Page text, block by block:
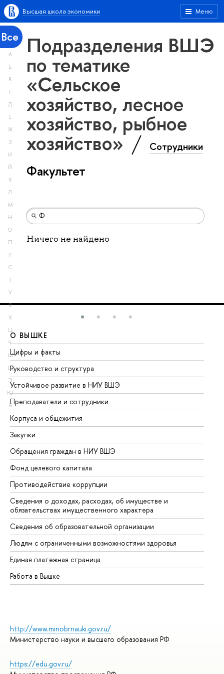
Меню
Высшая школа экономики
Все
А
Б
В
Г
Д
Е
Ж
З
И
Й
К
Л
М
Н
О
П
Р
С
Т
У
Ф
Х
Ц
Ч
Ш
Щ
Э
Ю
Я
Подразделения ВШЭ
по тематике
«Сельское
хозяйство, лесное
хозяйство, рыбное
хозяйство» Сотрудники
Факультет
Ничего не найдено
О ВЫШКЕ
Цифры и факты
Руководство и структура
Устойчивое развитие в НИУ ВШЭ
Преподаватели и сотрудники
Корпуса и общежития
Закупки
Обращения граждан в НИУ ВШЭ
Фонд целевого капитала
Противодействие коррупции
Сведения о доходах, расходах, об имуществе и
обязательствах имущественного характера
Сведения об образовательной организации
Людям с ограниченными возможностями здоровья
Единая платежная страница
Работа в Вышке
http://www.minobrnauki.gov.ru/
Министерство науки и высшего образования РФ
https://edu.gov.ru/